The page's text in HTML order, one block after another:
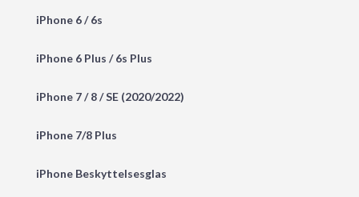
iPhone 6 / 6s
iPhone 6 Plus / 6s Plus
iPhone 7 / 8 / SE (2020/2022)
iPhone 7/8 Plus
iPhone Beskyttelsesglas